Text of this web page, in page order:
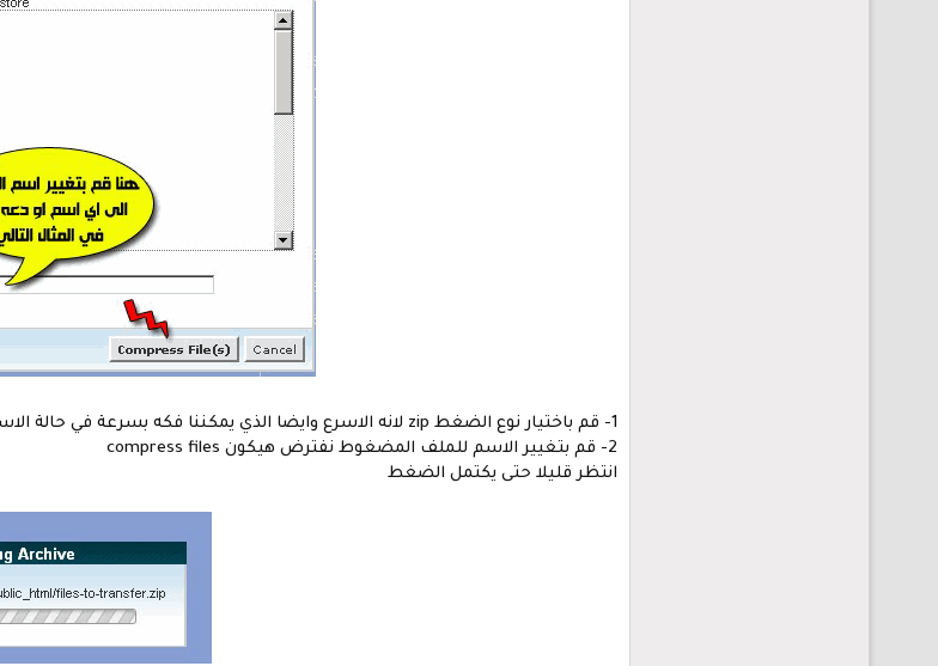
1- قم باختيار نوع الضغط zip لانه الاسرع وايضا الذي يمكننا فكه بسرعة في حالة الاستضافة الجديدة لا تدعم cpanel لا تنسى
2- قم بتغيير الاسم للملف المضغوط نفترض هيكون compress files
انتظر قليلا حتى يكتمل الضغط